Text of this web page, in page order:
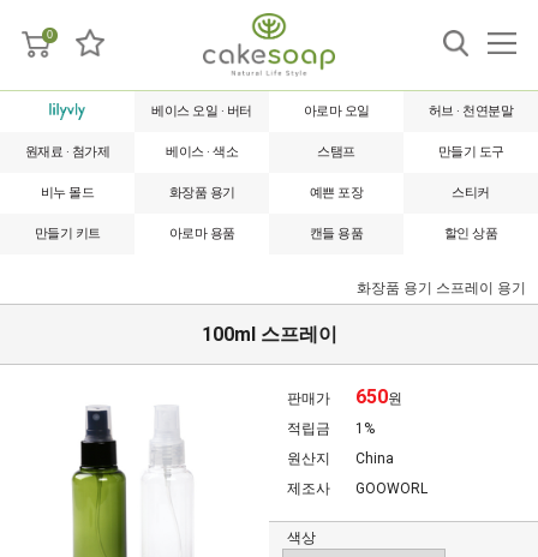
0
베이스 오일 · 버터 아로마 오일 허브 · 천연분말
원재료 · 첨가제 베이스 · 색소 스탬프 만들기 도구
비누 몰드 화장품 용기 예쁜 포장 스티커
만들기 키트 아로마 용품 캔들 용품 할인 상품
화장품 용기 스프레이 용기
100ml 스프레이
판매가 650원
적립금
1%
원산지
China
제조사
GOOWORL
색상